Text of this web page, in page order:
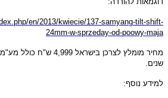
en/2013/kwiecie/137-samyang-tilt-shift-
24mm-w-sprzeday-od-poowy-maja
מחיר מומלץ לצרכן בישראל 4,999 ש"ח כולל מע"
שנים.
למידע נוסף: